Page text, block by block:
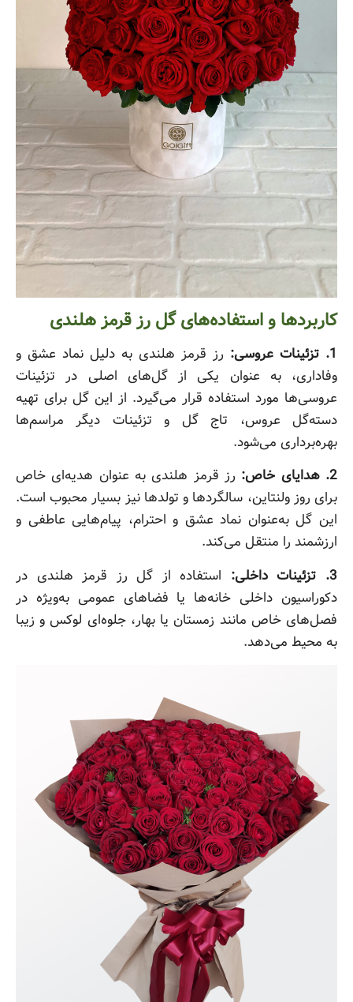
کاربردها و استفاده‌های گل رز قرمز هلندی
1. تزئینات عروسی:
رز قرمز هلندی به دلیل نماد عشق و
وفاداری، به عنوان یکی از گل‌های اصلی در تزئینات
عروسی‌ها مورد استفاده قرار می‌گیرد. از این گل برای تهیه
دسته‌گل عروس، تاج گل و تزئینات دیگر مراسم‌ها
بهره‌برداری می‌شود.
2. هدایای خاص:
رز قرمز هلندی به عنوان هدیه‌ای خاص
برای روز ولنتاین، سالگردها و تولدها نیز بسیار محبوب است.
این گل به‌عنوان نماد عشق و احترام، پیام‌هایی عاطفی و
ارزشمند را منتقل می‌کند.
3. تزئینات داخلی:
استفاده از گل رز قرمز هلندی در
دکوراسیون داخلی خانه‌ها یا فضاهای عمومی به‌ویژه در
فصل‌های خاص مانند زمستان یا بهار، جلوه‌ای لوکس و زیبا
به محیط می‌دهد.